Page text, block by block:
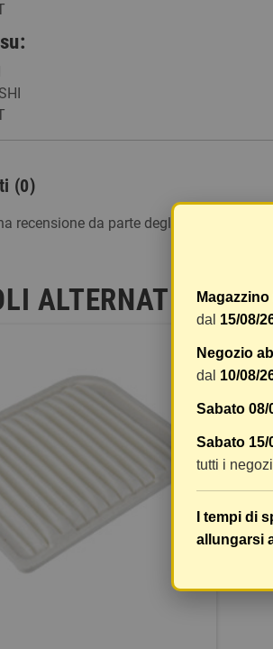
(0)
recensione da parte degli utenti.
ALTERNATIVI
dal 15/08/
Negozio
dal 10/08/
Sabato 08/
Sabato 15/
tutti i
I tempi di
allungarsi